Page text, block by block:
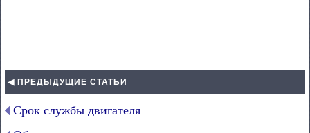
◀ ПРЕДЫДУЩИЕ СТАТЬИ
Срок службы двигателя